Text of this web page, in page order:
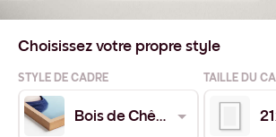
Choisissez votre propre style
STYLE DE CADRE TAILLE DU
Bois de Chêne